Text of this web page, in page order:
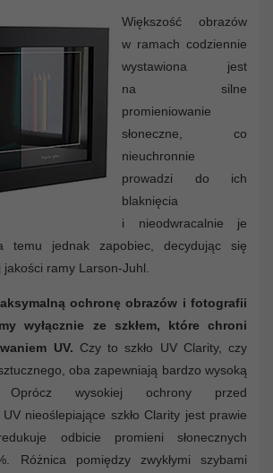
Większość obrazów
w ramach codziennie
wystawiona jest
na silne
promieniowanie
słoneczne, co
nieuchronnie
prowadzi do ich
blaknięcia
i nieodwracalnie je
temu jednak zapobiec, decydując się
ramy Larson-Juhl.
ochronę obrazów i fotografii
wyłącznie ze szkłem, które chroni
UV. Czy to szkło UV Clarity, czy
oba zapewniają bardzo wysoką
wysokiej ochrony przed
nieoślepiające szkło Clarity jest prawie
odbicie promieni słonecznych
Różnica pomiędzy zwykłymi szybami